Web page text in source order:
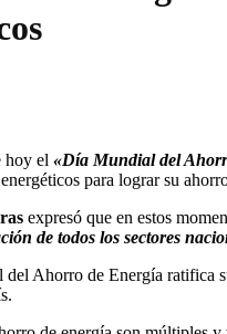
hoy el «Día Mundial del
para lograr su
expresó que en estos
de todos los sectores
Ahorro de Energía ratifica